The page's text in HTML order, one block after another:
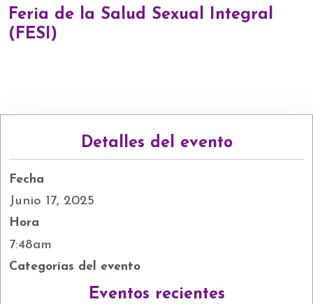
Feria de la Salud Sexual Integral
(FESI)
Detalles del evento
Fecha
Junio 17, 2025
Hora
7:48am
Categorías del evento
Eventos recientes